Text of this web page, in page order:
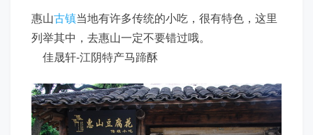
惠山古镇当地有许多传统的小吃，很有特色，这里
列举其中，去惠山一定不要错过哦。
佳晟轩-江阴特产马蹄酥